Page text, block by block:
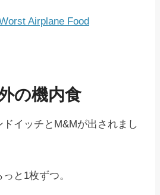
Airplane Food
の機内食
イッチとM&Mが出されまし
と1枚ずつ。